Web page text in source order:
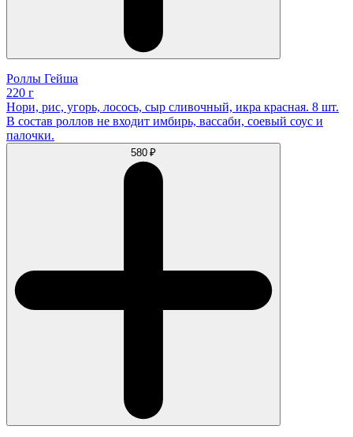
Роллы Гейша
220 г
Нори, рис, угорь, лосось, сыр сливочный, икра красная. 8 шт.
В состав роллов не входит имбирь, вассаби, соевый соус и
палочки.
580 ₽